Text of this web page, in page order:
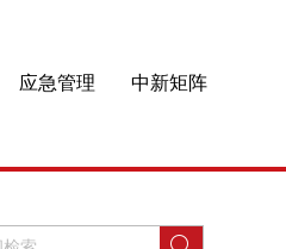
应急管理 中新矩阵